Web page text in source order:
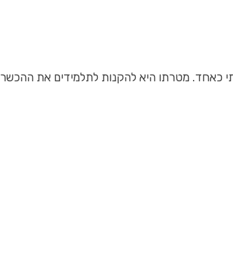
כאחד. מטרתו היא להקנות לתלמידים את